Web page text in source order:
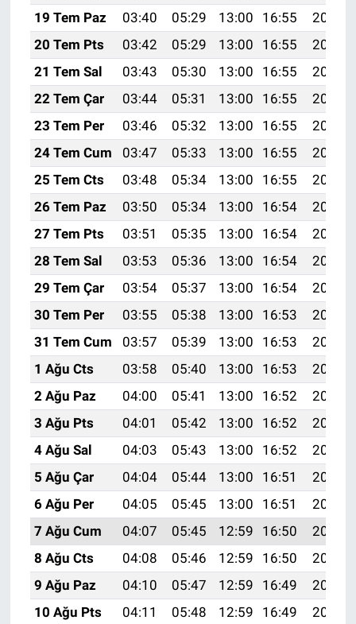
19 Tem Paz
03:40 05:29 13:00 16:55
20:21
20 Tem Pts
03:42 05:29 13:00 16:55
20:21
21 Tem Sal
03:43 05:30 13:00 16:55
20:20
22 Tem Çar
03:44 05:31 13:00 16:55
20:19
23 Tem Per
03:46 05:32 13:00 16:55
20:18
24 Tem Cum
03:47 05:33 13:00 16:55
20:18
25 Tem Cts
03:48 05:34 13:00 16:55
20:17
26 Tem Paz
03:50 05:34 13:00 16:54
20:16
27 Tem Pts
03:51 05:35 13:00 16:54
20:15
28 Tem Sal
03:53 05:36 13:00 16:54
20:14
29 Tem Çar
03:54 05:37 13:00 16:54
20:13
30 Tem Per
03:55 05:38 13:00 16:53
20:12
31 Tem Cum
03:57 05:39 13:00 16:53
20:11
1 Ağu Cts
03:58 05:40 13:00 16:53
20:10
2 Ağu Paz
04:00 05:41 13:00 16:52
20:09
3 Ağu Pts
04:01 05:42 13:00 16:52
20:08
4 Ağu Sal
04:03 05:43 13:00 16:52
20:07
5 Ağu Çar
04:04 05:44 13:00 16:51
20:06
6 Ağu Per
04:05 05:45 13:00 16:51
20:05
7 Ağu Cum
04:07 05:45 12:59 16:50
20:04
8 Ağu Cts
04:08 05:46 12:59 16:50
20:02
9 Ağu Paz
04:10 05:47 12:59 16:49
20:01
10 Ağu Pts
04:11 05:48 12:59 16:49 20:00